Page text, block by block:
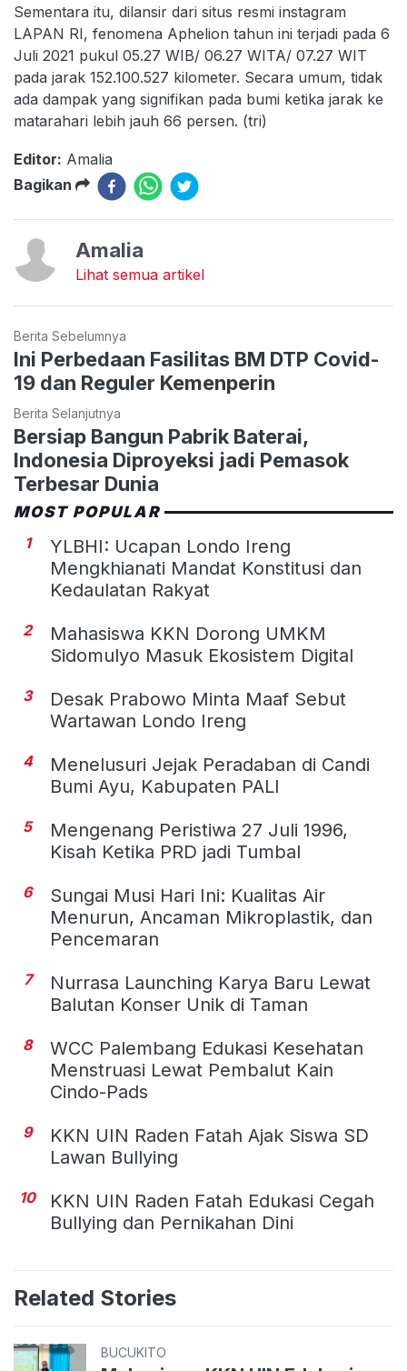
Sementara itu, dilansir dari situs resmi instagram
LAPAN RI, fenomena Aphelion tahun ini terjadi pada 6
Juli 2021 pukul 05.27 WIB/ 06.27 WITA/ 07.27 WIT
pada jarak 152.100.527 kilometer. Secara umum, tidak
ada dampak yang signifikan pada bumi ketika jarak ke
matarahari lebih jauh 66 persen. (tri)
Editor: Amalia
Bagikan
Amalia
Lihat semua artikel
Berita Sebelumnya
Ini Perbedaan Fasilitas BM DTP Covid-
19 dan Reguler Kemenperin
Berita Selanjutnya
Bersiap Bangun Pabrik Baterai,
Indonesia Diproyeksi jadi Pemasok
Terbesar Dunia
MOST POPULAR
1
YLBHI: Ucapan Londo Ireng
Mengkhianati Mandat Konstitusi dan
Kedaulatan Rakyat
2
Mahasiswa KKN Dorong UMKM
Sidomulyo Masuk Ekosistem Digital
3
Desak Prabowo Minta Maaf Sebut
Wartawan Londo Ireng
4
Menelusuri Jejak Peradaban di Candi
Bumi Ayu, Kabupaten PALI
5
Mengenang Peristiwa 27 Juli 1996,
Kisah Ketika PRD jadi Tumbal
6
Sungai Musi Hari Ini: Kualitas Air
Menurun, Ancaman Mikroplastik, dan
Pencemaran
7
Nurrasa Launching Karya Baru Lewat
Balutan Konser Unik di Taman
8
WCC Palembang Edukasi Kesehatan
Menstruasi Lewat Pembalut Kain
Cindo-Pads
9
KKN UIN Raden Fatah Ajak Siswa SD
Lawan Bullying
10
KKN UIN Raden Fatah Edukasi Cegah
Bullying dan Pernikahan Dini
Related Stories
BUCUKITO